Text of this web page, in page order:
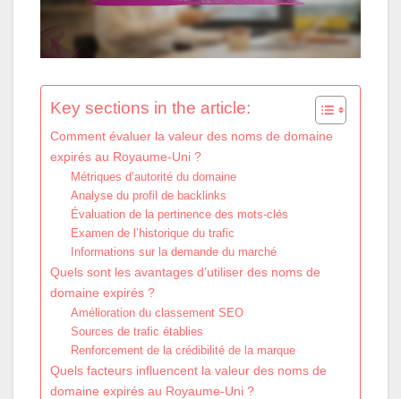
Key sections in the article:
Comment évaluer la valeur des noms de domaine
expirés au Royaume-Uni ?
Métriques d’autorité du domaine
Analyse du profil de backlinks
Évaluation de la pertinence des mots-clés
Examen de l’historique du trafic
Informations sur la demande du marché
Quels sont les avantages d’utiliser des noms de
domaine expirés ?
Amélioration du classement SEO
Sources de trafic établies
Renforcement de la crédibilité de la marque
Quels facteurs influencent la valeur des noms de
domaine expirés au Royaume-Uni ?